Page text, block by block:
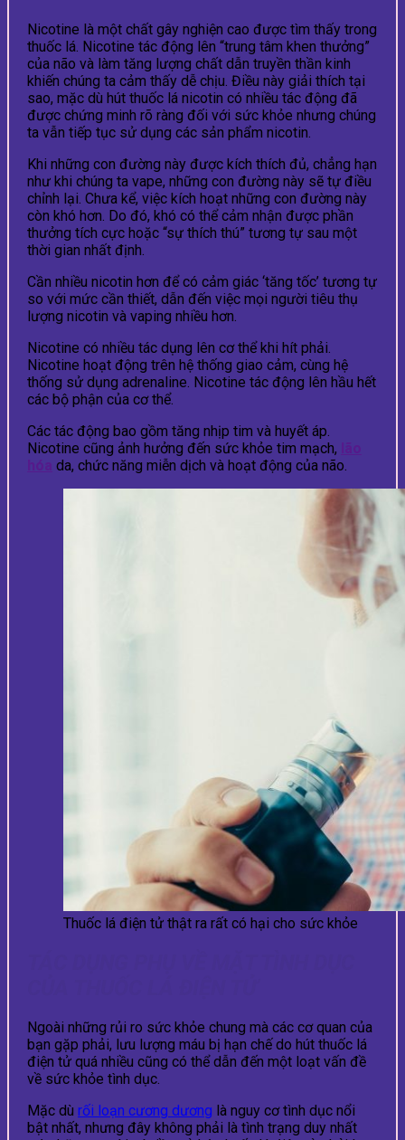
Nicotine là một chất gây nghiện cao được tìm thấy trong
thuốc lá. Nicotine tác động lên “trung tâm khen thưởng”
của não và làm tăng lượng chất dẫn truyền thần kinh
khiến chúng ta cảm thấy dễ chịu. Điều này giải thích tại
sao, mặc dù hút thuốc lá nicotin có nhiều tác động đã
được chứng minh rõ ràng đối với sức khỏe nhưng chúng
ta vẫn tiếp tục sử dụng các sản phẩm nicotin.
Khi những con đường này được kích thích đủ, chẳng hạn
như khi chúng ta vape, những con đường này sẽ tự điều
chỉnh lại. Chưa kể, việc kích hoạt những con đường này
còn khó hơn. Do đó, khó có thể cảm nhận được phần
thưởng tích cực hoặc “sự thích thú” tương tự sau một
thời gian nhất định.
Cần nhiều nicotin hơn để có cảm giác ‘tăng tốc’ tương tự
so với mức cần thiết, dẫn đến việc mọi người tiêu thụ
lượng nicotin và vaping nhiều hơn.
Nicotine có nhiều tác dụng lên cơ thể khi hít phải.
Nicotine hoạt động trên hệ thống giao cảm, cùng hệ
thống sử dụng adrenaline. Nicotine tác động lên hầu hết
các bộ phận của cơ thể.
Các tác động bao gồm tăng nhịp tim và huyết áp.
Nicotine cũng ảnh hưởng đến sức khỏe tim mạch,
lão
hóa da, chức năng miễn dịch và hoạt động của não.
Thuốc lá điện tử thật ra rất có hại cho sức khỏe
Ngoài những rủi ro sức khỏe chung mà các cơ quan của
bạn gặp phải, lưu lượng máu bị hạn chế do hút thuốc lá
điện tử quá nhiều cũng có thể dẫn đến một loạt vấn đề
về sức khỏe tình dục.
Mặc dù rối loạn cương dương là nguy cơ tình dục nổi
bật nhất, nhưng đây không phải là tình trạng duy nhất